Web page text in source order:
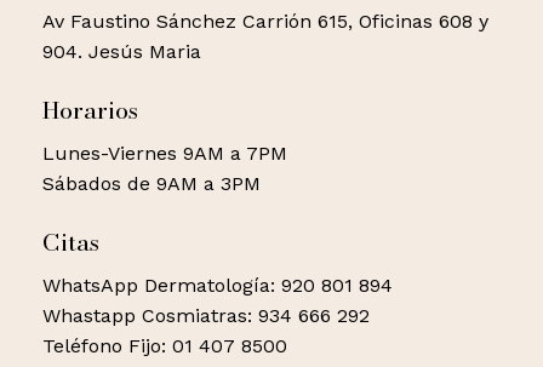
Av Faustino Sánchez Carrión 615, Oficinas 608 y
904. Jesús Maria
Horarios
Lunes-Viernes 9AM a 7PM
Sábados de 9AM a 3PM
Citas
WhatsApp Dermatología: 920 801 894
Whastapp Cosmiatras: 934 666 292
Teléfono Fijo: 01 407 8500